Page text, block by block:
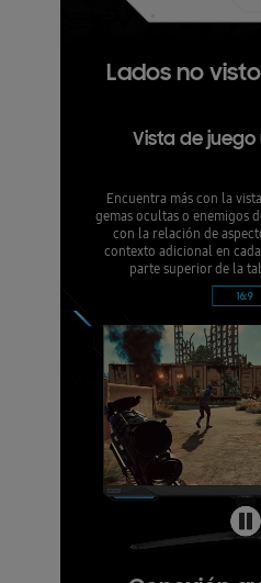
Lados no
Vista de
Encuentra más con la
gemas ocultas o enemigos
con la relación de
contexto adicional en
parte superior de la